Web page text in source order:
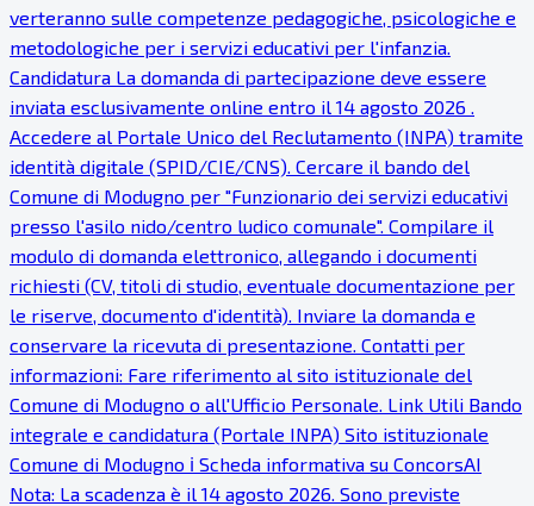
verteranno sulle competenze pedagogiche, psicologiche e
metodologiche per i servizi educativi per l'infanzia.
Candidatura La domanda di partecipazione deve essere
inviata esclusivamente online entro il 14 agosto 2026 .
Accedere al Portale Unico del Reclutamento (INPA) tramite
identità digitale (SPID/CIE/CNS). Cercare il bando del
Comune di Modugno per "Funzionario dei servizi educativi
presso l'asilo nido/centro ludico comunale". Compilare il
modulo di domanda elettronico, allegando i documenti
richiesti (CV, titoli di studio, eventuale documentazione per
le riserve, documento d'identità). Inviare la domanda e
conservare la ricevuta di presentazione. Contatti per
informazioni: Fare riferimento al sito istituzionale del
Comune di Modugno o all'Ufficio Personale. Link Utili Bando
integrale e candidatura (Portale INPA) Sito istituzionale
Comune di Modugno ℹ Scheda informativa su ConcorsAI
Nota: La scadenza è il 14 agosto 2026. Sono previste